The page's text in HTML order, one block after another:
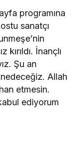
programına
sanatçı
kırıldı. İnançlı
Şu an
Allah
etmesin.
ediyorum